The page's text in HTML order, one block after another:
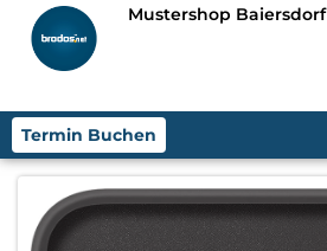
Mustershop Baiersdorf
Termin Buchen